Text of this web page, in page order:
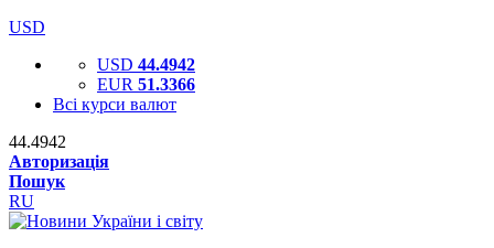
USD
USD 44.4942
EUR 51.3366
Всі курси валют
44.4942
Авторизація
Пошук
RU